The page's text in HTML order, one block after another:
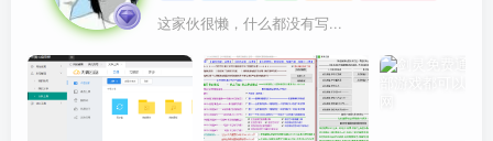
这家伙很懒，什么都没有写...